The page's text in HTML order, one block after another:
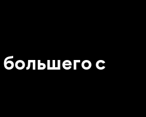
с